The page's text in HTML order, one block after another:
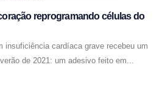
reprogramando células do
insuficiência cardíaca grave recebeu um
de 2021: um adesivo feito em...